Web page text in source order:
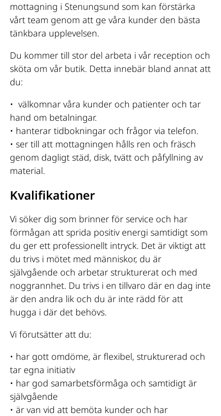
mottagning i Stenungsund som kan förstärka
vårt team genom att ge våra kunder den bästa
tänkbara upplevelsen.
Du kommer till stor del arbeta i vår reception och
sköta om vår butik. Detta innebär bland annat att
du:
• välkomnar våra kunder och patienter och tar
hand om betalningar.
• hanterar tidbokningar och frågor via telefon.
• ser till att mottagningen hålls ren och fräsch
genom dagligt städ, disk, tvätt och påfyllning av
material.
Kvalifikationer
Vi söker dig som brinner för service och har
förmågan att sprida positiv energi samtidigt som
du ger ett professionellt intryck. Det är viktigt att
du trivs i mötet med människor, du är
självgående och arbetar strukturerat och med
noggrannhet. Du trivs i en tillvaro där en dag inte
är den andra lik och du är inte rädd för att
hugga i där det behövs.
Vi förutsätter att du:
• har gott omdöme, är flexibel, strukturerad och
tar egna initiativ
• har god samarbetsförmåga och samtidigt är
självgående
• är van vid att bemöta kunder och har